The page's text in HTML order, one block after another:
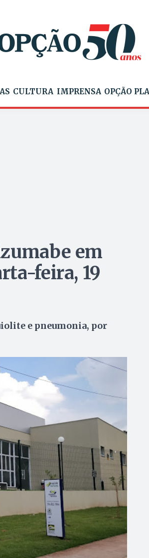
CULTURA IMPRENSA OPÇÃO
em
feira, 19
e pneumonia, por